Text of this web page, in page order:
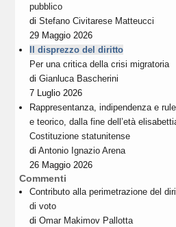
pubblico
diStefano Civitarese Matteucci
29 Maggio 2026
Il disprezzo del diritto
Per una critica della crisi migratoria
diGianluca Bascherini
7 Luglio 2026
Rappresentanza, indipendenza e
e teorico, dalla fine dell’età
Costituzione statunitense
diAntonio Ignazio Arena
26 Maggio 2026
Commenti
Contributo alla perimetrazione del
di voto
diOmar Makimov Pallotta